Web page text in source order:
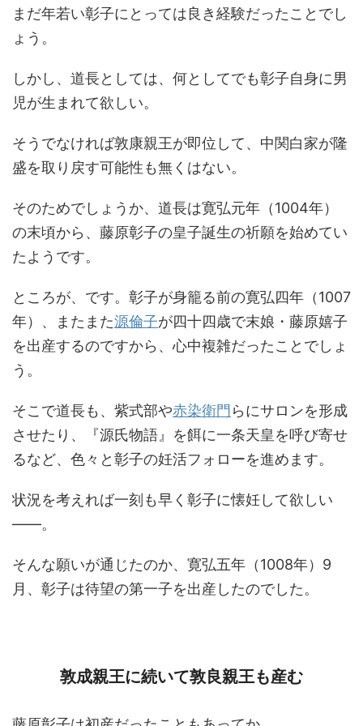
まだ年若い彰子にとっては良き経験だったことでし
ょう。
しかし、道長としては、何としてでも彰子自身に男
児が生まれて欲しい。
そうでなければ敦康親王が即位して、中関白家が隆
盛を取り戻す可能性も無くはない。
そのためでしょうか、道長は寛弘元年（1004年）
の末頃から、藤原彰子の皇子誕生の祈願を始めてい
たようです。
ところが、です。彰子が身籠る前の寛弘四年（1007
年）、またまた源倫子が四十四歳で末娘・藤原嬉子
を出産するのですから、心中複雑だったことでしょ
う。
そこで道長も、紫式部や赤染衛門 らにサロンを形成
させたり、『源氏物語』を餌に一条天皇を呼び寄せ
るなど、色々と彰子の妊活フォローを進めます。
状況を考えれば一刻も早く彰子に懐妊して欲しい
――。
そんな願いが通じたのか、寛弘五年（1008年）9
月、彰子は待望の第一子を出産したのでした。
敦成親王に続いて敦良親王も産む